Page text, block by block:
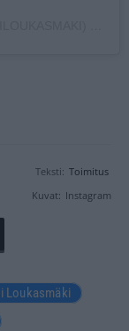
Teksti: Toimitus
Kuvat: Instagram
Loukasmäki